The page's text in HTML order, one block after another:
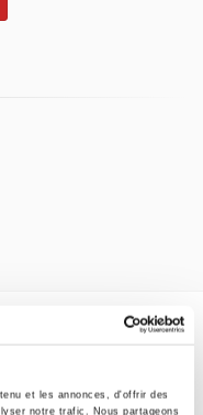
et les annonces, d'offrir des
notre trafic. Nous partageons